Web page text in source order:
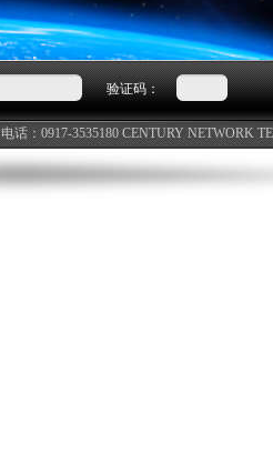
验证码：
电话：0917-3535180 CENTURY NETWORK